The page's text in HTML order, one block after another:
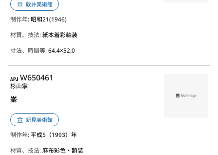
敦井美術館
制作年: 昭和21(1946)
材質、技法:紙本着彩軸装
寸法、時間等:64.4×52.0
APJ
W650461
崟
杉山寧
新見美術館
制作年: 平成5（1993）年
材質、技法:麻布彩色・額装